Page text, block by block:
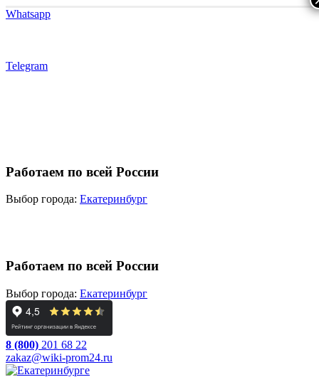
Whatsapp
Telegram
Работаем по всей России
Выбор города: Екатеринбург
Работаем по всей России
Выбор города: Екатеринбург
8 (800) 201 68 22
zakaz@wiki-prom24.ru